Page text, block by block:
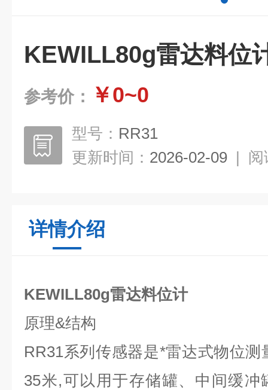
KEWILL80g雷达料位
参考价： ￥0~0
型号： RR31
更新时间： 2026-02-09 | 阅
详情介绍
KEWILL80g雷达料位计
原理&结构
RR31系列传感器是*雷达式物位
35米,可以用于存储罐、中间缓冲